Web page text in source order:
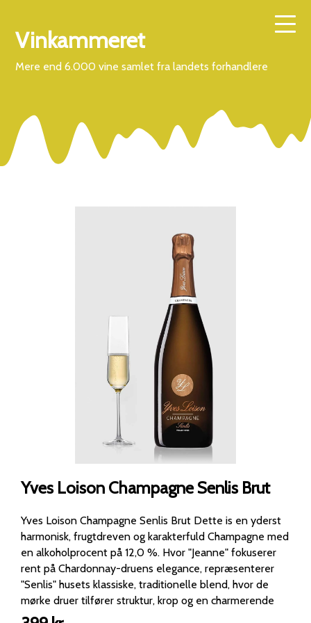
Vinkammeret
Mere end 6.000 vine samlet fra landets forhandlere
Yves Loison Champagne Senlis Brut
Yves Loison Champagne Senlis Brut Dette is en yderst
harmonisk, frugtdreven og karakterfuld Champagne med
en alkoholprocent på 12,0 %. Hvor "Jeanne" fokuserer
rent på Chardonnay-druens elegance, repræsenterer
"Senlis" husets klassiske, traditionelle blend, hvor de
mørke druer tilfører struktur, krop og en charmerende
frugtfyldighed. Druesort og terroir: Et traditionelt